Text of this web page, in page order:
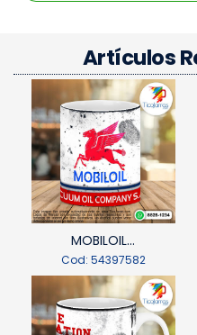
Artículos
MOBILOIL...
Cod: 54397582